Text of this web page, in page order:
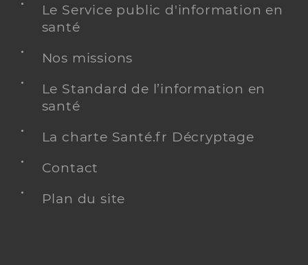
Le Service public d'information en
santé
Nos missions
Le Standard de l’information en
santé
La charte Santé.fr Décryptage
Contact
Plan du site